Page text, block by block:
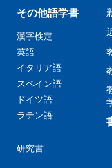
その他語学書
漢字検定
英語
イタリア語
スペイン語
ドイツ語
ラテン語
研究書